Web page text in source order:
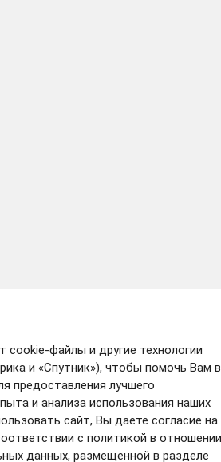
cookie-файлы и другие технологии
и «Спутник»), чтобы помочь Вам в
предоставления лучшего
и анализа использования наших
сайт, Вы даете согласие на
с политикой в отношении
данных, размещенной в разделе